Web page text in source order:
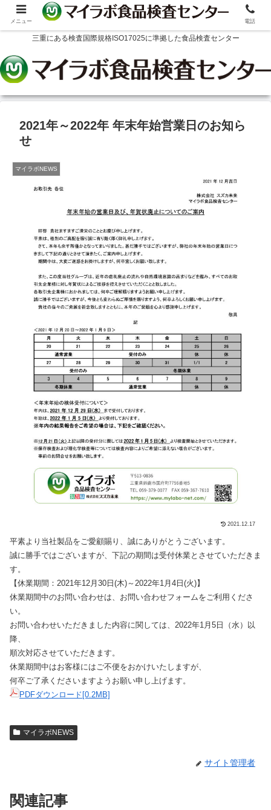
三重にある検査国際規格ISO17025に準拠した食品検査センター
2021年～2022年 年末年始営業日のお知ら
せ
マイラボNEWS
2021.12.17
平素より当社製品をご愛顧賜り、誠にありがとうございます。
誠に勝手ではございますが、下記の期間は受付休業とさせていただきま
す。
【休業期間：2021年12月30日(木)～2022年1月4日(火)】
休業期間中のお問い合わせは、お問い合わせフォームをご利用くださ
い。
お問い合わせいただきました内容に関しては、2022年1月5日（水）以
降、
順次対応させていただきます。
休業期間中はお客様にはご不便をおかけいたしますが、
何卒ご了承くださいますようお願い申し上げます。
PDFダウンロード[0.2MB]
マイラボNEWS
サイト管理者
関連記事
メニュー 電話